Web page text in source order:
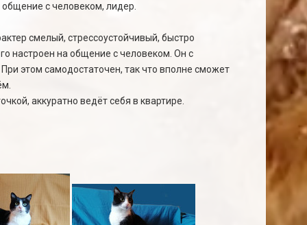
с человеком, лидер.
смелый, стрессоустойчивый, быстро
настроен на общение с человеком. Он с
этом самодостаточен, так что вполне сможет
аккуратно ведёт себя в квартире.